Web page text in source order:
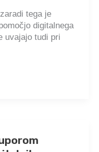
tega je
digitalnega
uvajajo tudi pri